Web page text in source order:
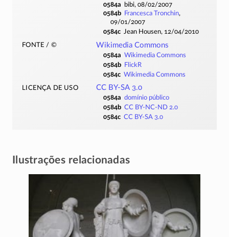
0584a bibi, 08/02/2007
0584b Francesca Tronchin,
09/01/2007
0584cJean Housen, 12/04/2010
fonte / © Wikimedia Commons
0584a Wikimedia Commons
0584b FlickR
0584c Wikimedia Commons
licença de uso CC BY-SA 3.0
0584a domínio público
0584b CC BY-NC-ND 2.0
0584c CC BY-SA 3.0
Ilustrações relacionadas